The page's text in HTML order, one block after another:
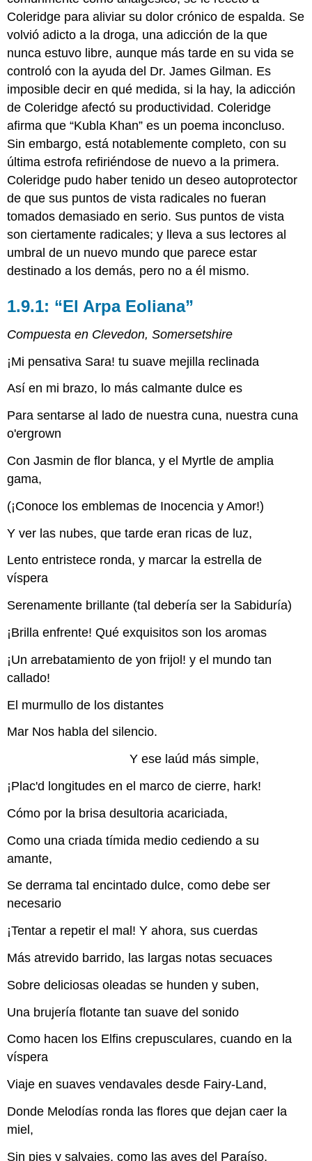
Coleridge para aliviar su dolor crónico de espalda. Se
volvió adicto a la droga, una adicción de la que
nunca estuvo libre, aunque más tarde en su vida se
controló con la ayuda del Dr. James Gilman. Es
imposible decir en qué medida, si la hay, la adicción
de Coleridge afectó su productividad. Coleridge
afirma que “Kubla Khan” es un poema inconcluso.
Sin embargo, está notablemente completo, con su
última estrofa refiriéndose de nuevo a la primera.
Coleridge pudo haber tenido un deseo autoprotector
de que sus puntos de vista radicales no fueran
tomados demasiado en serio. Sus puntos de vista
son ciertamente radicales; y lleva a sus lectores al
umbral de un nuevo mundo que parece estar
destinado a los demás, pero no a él mismo.
1.9.1: “El Arpa Eoliana”
Compuesta en Clevedon, Somersetshire
¡Mi pensativa Sara! tu suave mejilla reclinada
Así en mi brazo, lo más calmante dulce es
Para sentarse al lado de nuestra cuna, nuestra cuna
o'ergrown
Con Jasmin de flor blanca, y el Myrtle de amplia
gama,
(¡Conoce los emblemas de Inocencia y Amor!)
Y ver las nubes, que tarde eran ricas de luz,
Lento entristece ronda, y marcar la estrella de
víspera
Serenamente brillante (tal debería ser la Sabiduría)
¡Brilla enfrente! Qué exquisitos son los aromas
¡Un arrebatamiento de yon frijol! y el mundo tan
callado!
El murmullo de los distantes
Mar Nos habla del silencio.
Y ese laúd más simple,
¡Plac'd longitudes en el marco de cierre, hark!
Cómo por la brisa desultoria acariciada,
Como una criada tímida medio cediendo a su
amante,
Se derrama tal encintado dulce, como debe ser
necesario
¡Tentar a repetir el mal! Y ahora, sus cuerdas
Más atrevido barrido, las largas notas secuaces
Sobre deliciosas oleadas se hunden y suben,
Una brujería flotante tan suave del sonido
Como hacen los Elfins crepusculares, cuando en la
víspera
Viaje en suaves vendavales desde Fairy-Land,
Donde Melodías ronda las flores que dejan caer la
miel,
Sin pies y salvajes, como las aves del Paraíso,